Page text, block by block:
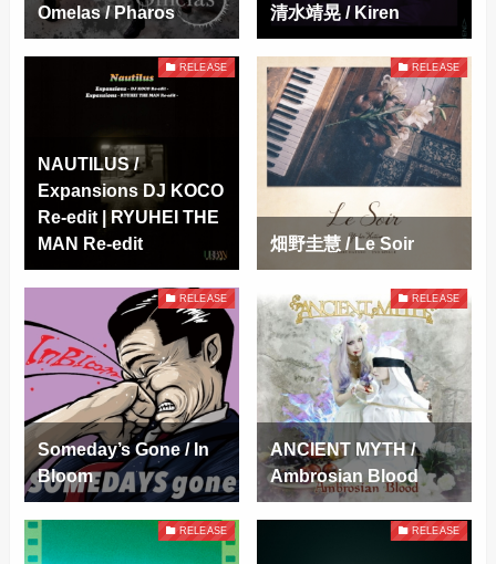
Omelas / Pharos 清水靖晃 / Kiren
RELEASE
NAUTILUS /
Expansions DJ KOCO
Re-edit | RYUHEI THE
MAN Re-edit
RELEASE
畑野圭慧 / Le Soir
RELEASE
Someday’s Gone / In
Bloom
RELEASE
ANCIENT MYTH /
Ambrosian Blood
RELEASE RELEASE